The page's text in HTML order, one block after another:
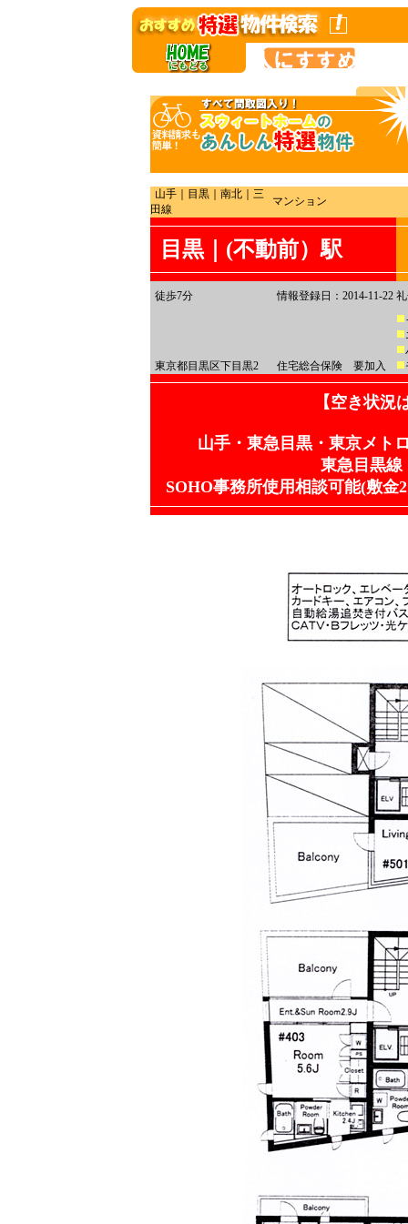
山手｜目黒｜南北｜三
田線
マンション
目黒｜(不動前）駅
徒歩7分 情報登録日：2014-11-22
東京都目黒区下目黒2
住宅総合保険 要加入
【空き状況
山手・東急目黒・東京メト
東急目黒線
SOHO事務所使用相談可能(敷